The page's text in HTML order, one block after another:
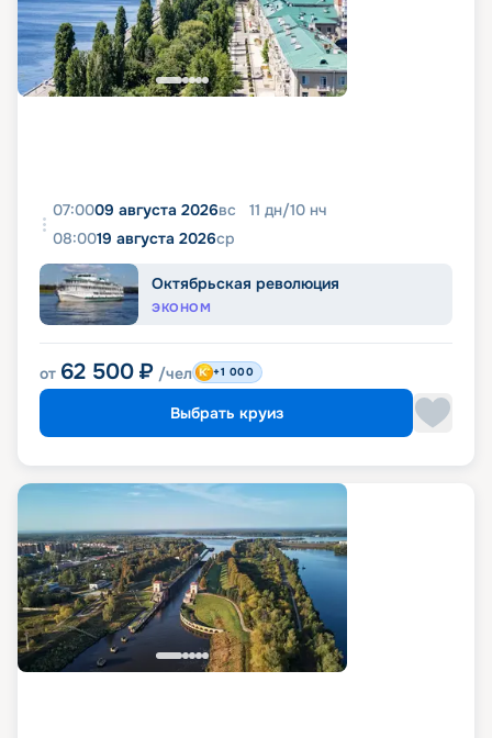
07:0009 августа 2026вс 11 дн/10 нч
08:0019 августа 2026ср
Октябрьская революция
ЭКОНОМ
от 62 500 ₽ /чел +1 000
Выбрать круиз